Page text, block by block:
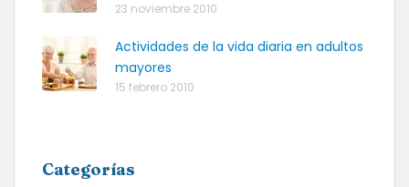
23 noviembre 2010
Actividades de la vida diaria en adultos
mayores
15 febrero 2010
Categorías